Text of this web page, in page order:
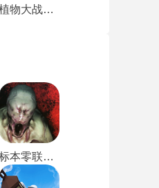
植物大战僵尸戴夫有枪
标本零联机版